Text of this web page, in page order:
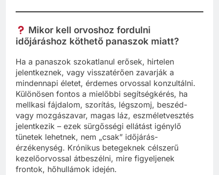
Mikor kell orvoshoz fordulni
időjáráshoz köthető panaszok miatt?
Ha a panaszok szokatlanul erősek, hirtelen
jelentkeznek, vagy visszatérően zavarják a
mindennapi életet, érdemes orvossal konzultálni.
Különösen fontos a mielőbbi segítségkérés, ha
mellkasi fájdalom, szorítás, légszomj, beszéd-
vagy mozgászavar, magas láz, eszméletvesztés
jelentkezik – ezek sürgősségi ellátást igénylő
tünetek lehetnek, nem „csak” időjárás-
érzékenység. Krónikus betegeknek célszerű
kezelőorvossal átbeszélni, mire figyeljenek
frontok, hőhullámok idején.